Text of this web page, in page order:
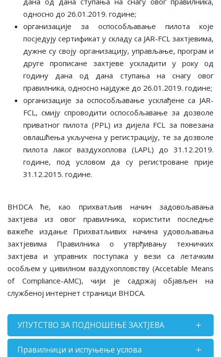
односно до 26.01.2019. године;
oрганизације за оспособљавање пилота које
посједују сертификат у складу са JAR-FCL захтјевима,
дужне су своју организацију, управљање, програм и
друге прописане захтјеве ускладити у року од
годину дана од дана ступања на снагу овог
правилника, односно најдуже до 26.01.2019. године;
oрганизације за оспособљавање усклађене са ЈAR-
FCL, смију спроводити оспособљавање за дозволе
приватног пилота (PPL) из дијела FCL за повезана
овлашћења укључена у регистрацију, те за дозволе
пилота лаког ваздухоплова (LAPL) до 31.12.2019.
године, под условом да су регистроване прије
31.12.2015. године.
BHDCA ће, као прихватљив начин задовољавања
захтјева из овог правилника, користити последње
важеће издање Прихватљивих начина удовољавања
захтјевима Правилника o утврђивању техничких
захтјева и управних поступака у вези са летачким
особљем у цивилном ваздухопловству (Accetable Means
of Compliance-AMC), чији је садржај објављен на
службеној интернет страници BHDCA.
УПУТСТВО ЗА ПОДНОШЕЊЕ ЗАХТЈЕВА
Правилници и испуњење услова